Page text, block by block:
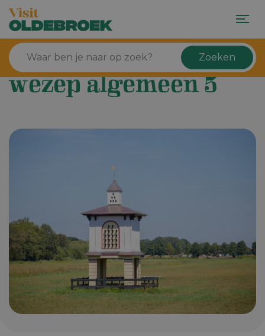
Zoeken
wezep algemeen 5